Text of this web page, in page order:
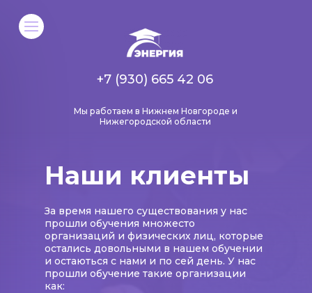
Мы работаем в Нижнем Новгороде и
Нижегородской области
+7 (930) 665 42 06
Наши клиенты
За время нашего существования у нас
прошли обучения множесто
организаций и физических лиц, которые
остались довольными в нашем обучении
и остаються с нами и по сей день. У нас
прошли обучение такие организации
как: